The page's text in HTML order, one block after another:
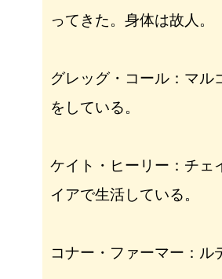
ってきた。身体は故人。
グレッグ・コール：マル
をしている。
ケイト・ヒーリー：チェ
イアで生活している。
コナー・ファーマー：ル